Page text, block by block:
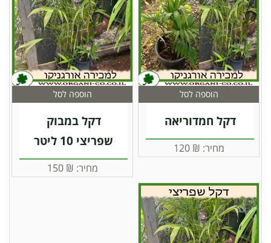
הוספה לסל
דקל חמדוריאה
מחיר: ₪
120
הוספה לסל
דקל במבוק
שפריצי 10 ליטר
מחיר: ₪
150